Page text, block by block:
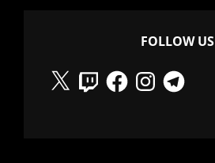
FOLLOW US
X
TwitchFacebookInstagramTelegram